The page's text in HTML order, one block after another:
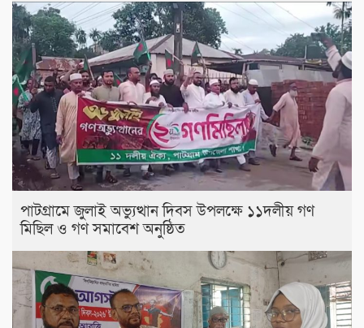
পাটগ্রামে জুলাই অভ্যুত্থান দিবস উপলক্ষে ১১দলীয় গণ
মিছিল ও গণ সমাবেশ অনুষ্ঠিত